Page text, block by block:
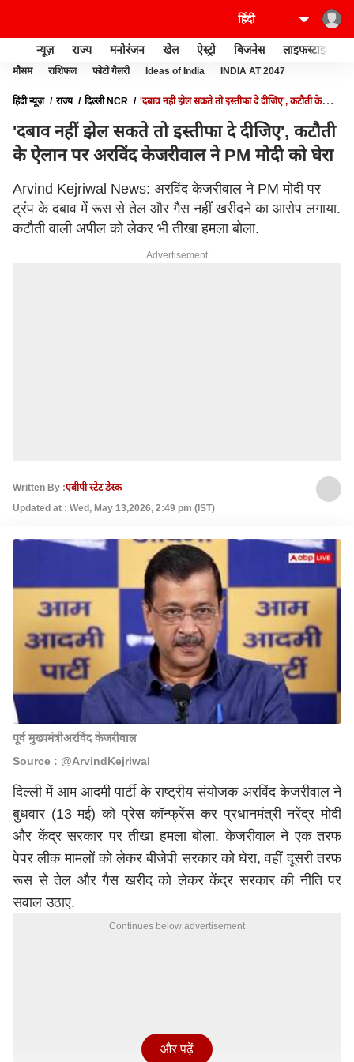
न्यूज़ राज्य मनोरंजन खेल ऐस्ट्रो बिजनेस लाइफस्टाइल
मौसम राशिफल फोटो गैलरी Ideas of India INDIA AT 2047
हिंदी न्यूज़ राज्य दिल्ली NCR
'दबाव नहीं झेल सकते तो इस्तीफा दे दीजिए', कटौती के
'दबाव नहीं झेल सकते तो इस्तीफा दे दीजिए', कटौती
के ऐलान पर अरविंद केजरीवाल ने PM मोदी को घेरा
Arvind Kejriwal News: अरविंद केजरीवाल ने PM मोदी पर
ट्रंप के दबाव में रूस से तेल और गैस नहीं खरीदने का आरोप लगाया.
कटौती वाली अपील को लेकर भी तीखा हमला बोला.
Advertisement
Written By :एबीपी स्टेट डेस्क
Updated at : Wed, May 13,2026, 2:49 pm (IST)
पूर्व मुख्यमंत्रीअरविंद केजरीवाल
Source : @ArvindKejriwal
दिल्ली में आम आदमी पार्टी के राष्ट्रीय संयोजक अरविंद केजरीवाल ने
बुधवार (13 मई) को प्रेस कॉन्फ्रेंस कर प्रधानमंत्रीनरेंद्र मोदी
और केंद्र सरकार पर तीखा हमला बोला. केजरीवाल ने एक तरफ
पेपर लीक मामलों को लेकर बीजेपी सरकार को घेरा, वहीं दूसरी तरफ
रूस से तेल और गैस खरीद को लेकर केंद्र सरकार की नीति पर
सवाल उठाए.
Continues below advertisement
और पढ़ें